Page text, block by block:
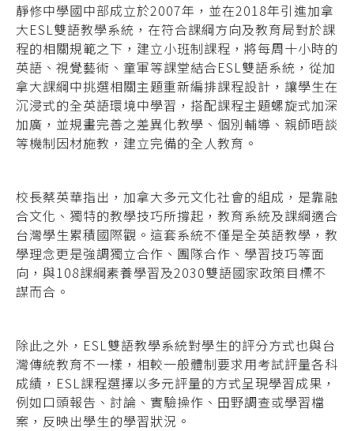
靜修中學國中部成立於2007年，並在2018年引進加拿
大ESL雙語教學系統，在符合課綱方向及教育局對於課
程的相關規範之下，建立小班制課程，將每周十小時的
英語、視覺藝術、童軍等課堂結合ESL雙語系統，從加
拿大課綱中挑選相關主題重新編排課程設計，讓學生在
沉浸式的全英語環境中學習，搭配課程主題螺旋式加深
加廣，並規畫完善之差異化教學、個別輔導、親師晤談
等機制因材施教，建立完備的全人教育。
校長蔡英華指出，加拿大多元文化社會的組成，是靠融
合文化、獨特的教學技巧所撐起，教育系統及課綱適合
台灣學生累積國際觀。這套系統不僅是全英語教學，教
學理念更是強調獨立合作、團隊合作、學習技巧等面
向，與108課綱素養學習及2030雙語國家政策目標不
謀而合。
除此之外，ESL雙語教學系統對學生的評分方式也與台
灣傳統教育不一樣，相較一般體制要求用考試評量各科
成績，ESL課程選擇以多元評量的方式呈現學習成果，
例如口頭報告、討論、實驗操作、田野調查或學習檔
案，反映出學生的學習狀況。